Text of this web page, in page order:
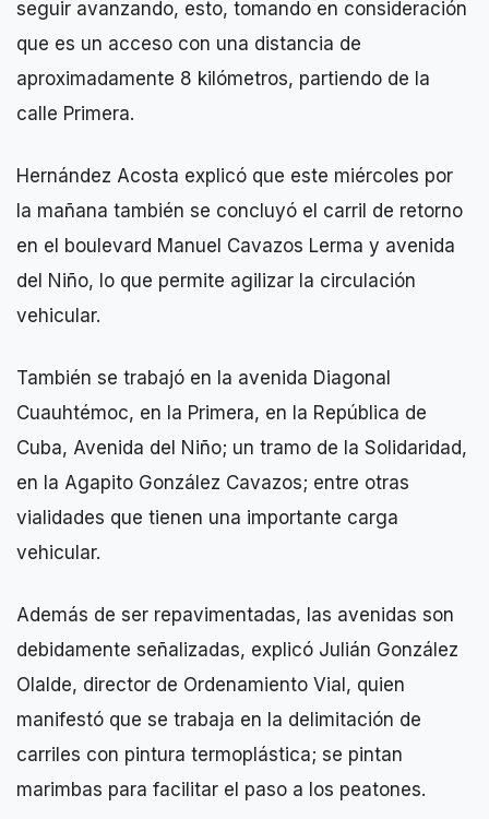
seguir avanzando, esto, tomando en consideración
que es un acceso con una distancia de
aproximadamente 8 kilómetros, partiendo de la
calle Primera.
Hernández Acosta explicó que este miércoles por
la mañana también se concluyó el carril de retorno
en el boulevard Manuel Cavazos Lerma y avenida
del Niño, lo que permite agilizar la circulación
vehicular.
También se trabajó en la avenida Diagonal
Cuauhtémoc, en la Primera, en la República de
Cuba, Avenida del Niño; un tramo de la Solidaridad,
en la Agapito González Cavazos; entre otras
vialidades que tienen una importante carga
vehicular.
Además de ser repavimentadas, las avenidas son
debidamente señalizadas, explicó Julián González
Olalde, director de Ordenamiento Vial, quien
manifestó que se trabaja en la delimitación de
carriles con pintura termoplástica; se pintan
marimbas para facilitar el paso a los peatones.